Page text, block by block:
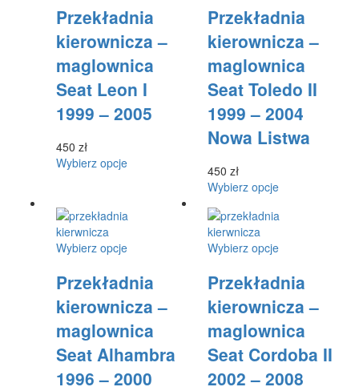
można
wybrać
na
stronie
produktu
można
na
stronie
produktu
ma
wariantów.
Opcje
wybrać
na
Przekładnia
kierownicza –
maglownica
Seat Leon I
1999 – 2005
450 zł
Wybierz opcjeTen
wybrać
na
stronie
produktu
ma
wariantów.
Opcje
wybrać
na
produktu
Przekładnia
kierownicza –
maglownica
Seat Toledo II
1999 – 2004
Nowa Listwa
450 zł
Wybierz opcjeTen
ma
wariantów.
można
na
stronie
produktu
Wybierz opcjeTen
ma
wariantów.
Opcje
wybrać
na
Przekładnia
kierownicza –
maglownica
Seat Alhambra
1996 – 2000
Wybierz opcjeTen
ma
wariantów.
Opcje
wybrać
na
Przekładnia
kierownicza –
maglownica
Seat Cordoba II
2002 – 2008